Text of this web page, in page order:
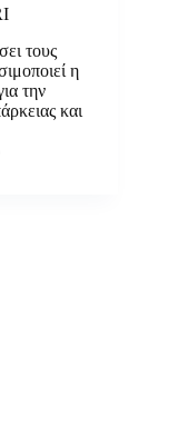
τους
η
την
και